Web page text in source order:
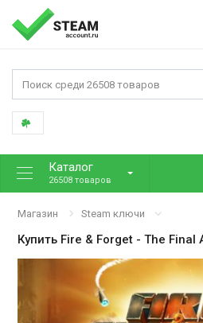
Каталог
26508 товаров
Магазин Steam ключи
Купить Fire & Forget - The Final